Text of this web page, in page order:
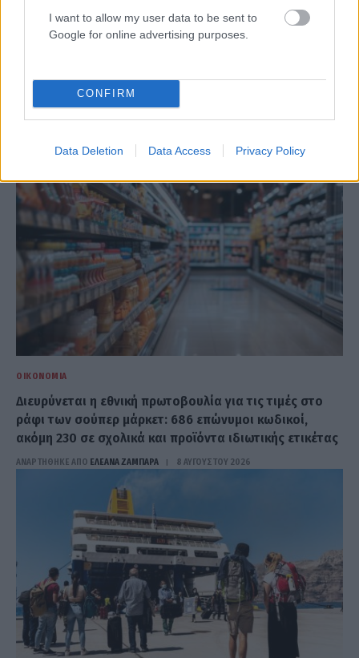
I want to allow my user data to be sent to
Google for online advertising purposes.
CONFIRM
Data Deletion Data Access Privacy Policy
Νέο Χωροταξικό για τον Τουρισμό: Οι νέοι κανόνες για
επενδύσεις, νησιά και προορισμούς υπό πίεση
ΟΙΚΟΝΟΜΊΑ
Διευρύνεται η εθνική πρωτοβουλία για τις τιμές στο
ράφι των σούπερ μάρκετ: 686 επώνυμοι κωδικοί,
ακόμη 230 σε σχολικά και προϊόντα ιδιωτικής ετικέτας
ΑΝΑΡΤΗΘΗΚΕ ΑΠΟ ΕΛΕΑΝΑ ΖΑΜΠΑΡΑ 8 ΑΥΓΟΎΣΤΟΥ 2026